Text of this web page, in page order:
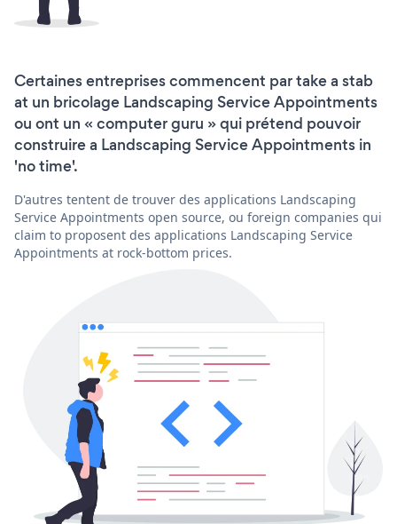
Certaines entreprises commencent par take a stab
at un bricolage Landscaping Service Appointments
ou ont un « computer guru » qui prétend pouvoir
construire a Landscaping Service Appointments in
'no time'.
D'autres tentent de trouver des applications Landscaping
Service Appointments open source, ou foreign companies qui
claim to proposent des applications Landscaping Service
Appointments at rock-bottom prices.